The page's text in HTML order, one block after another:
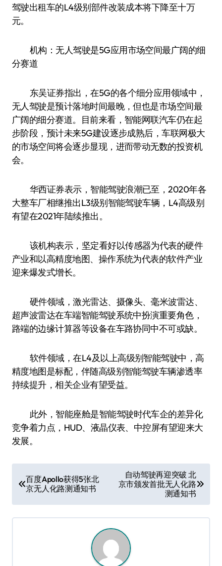
驾驶出租车的L4级别部件改装成本将下降至十万
元。
机构：无人驾驶是5G应用市场空间最广阔的细
分赛道
东吴证券指出，在5G的各个细分应用领域中，
无人驾驶是预计落地时间最晚，但也是市场空间最
广阔的细分赛道。目前来看，智能网联汽车仍在起
步阶段，预计未来5G建设逐步成熟后，车联网极大
的市场空间将会逐步显现，进而带动无数的投资机
会。
华西证券表示，智能驾驶浪潮已至，2020年各
大整车厂相继推出L3级别智能驾驶车辆，L4高级别
有望在2021年陆续推出。
该机构表示，坚定看好以传感器为代表的硬件
产业和以高精度地图、操作系统为代表的软件产业
迎来爆发式增长。
硬件领域，激光雷达、摄像头、毫米波雷达、
超声波雷达在车端智能驾驶系统中扮演重要角色，
路端的边缘计算器等设备在车路协同中不可或缺。
软件领域，在L4及以上高级别智能驾驶中，高
精度地图是标配，伴随高级别智能驾驶车辆渗透率
持续提升，相关企业有望受益。
此外，智能座舱是智能驾驶时代车企的差异化
竞争着力点，HUD、液晶仪表、中控屏有望迎来大
发展。
章
导
航
百度Apollo获得5张北
京无人化路测通知书
自动驾驶再迎突破 北
京市颁发首批无人化路
测通知书